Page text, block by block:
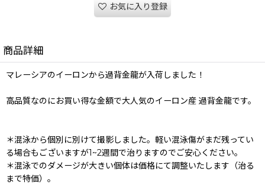
お気に入り登録
商品詳細
マレーシアのイーロンから過背金龍が入荷しました！
高品質なのにお買い得な金額で大人気のイーロン産 過背金龍です。
＊混泳から個別に別けて撮影しました。軽い混泳傷がまだ残ってい
る場合もございますが1~2週間で治りますのでご安心ください。
＊混泳でのダメージが大きい個体は価格にて調整いたします（治る
まで特価）。